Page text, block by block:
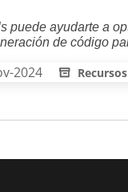
puede ayudarte a
de código
2024